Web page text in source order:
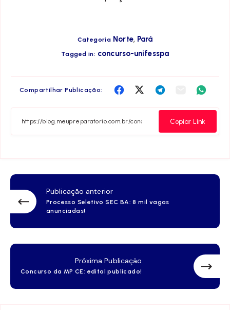
Categoria Norte, Pará
Tagged in: concurso-unifesspa
Compartilhar Publicação:
Compartilha
Facebook
CompartilhaCompartilha
Telegram
Compartilha
Email
Copiar Link
Publicação anterior
Processo Seletivo SEC BA: 8 mil vagas
anunciadas!
Próxima Publicação
Concurso da MP CE: edital publicado!